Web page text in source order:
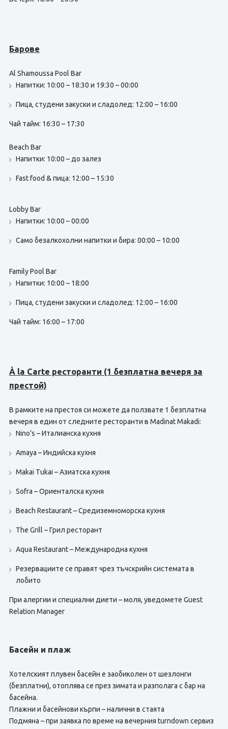
Барове
Al Shamoussa Pool Bar
Напитки: 10:00 – 18:30 и 19:30 – 00:00
Пица, студени закуски и сладолед: 12:00 – 16:00
Чай тайм: 16:30 – 17:30
Beach Bar
Напитки: 10:00 – до залез
Fast food & пица: 12:00 – 15:30
Lobby Bar
Напитки: 10:00 – 00:00
Само безалкохолни напитки и бира: 00:00 – 10:00
Family Pool Bar
Напитки: 10:00 – 18:00
Пица, студени закуски и сладолед: 12:00 – 16:00
Чай тайм: 16:00 – 17:00
À la Carte ресторанти (1 безплатна вечеря за
престой)
В рамките на престоя си можете да ползвате 1 безплатна
вечеря в един от следните ресторанти в Madinat Makadi:
Nino’s – Италианска кухня
Amaya – Индийска кухня
Makai Tukai – Азиатска кухня
Sofra – Ориенталска кухня
Beach Restaurant – Средиземноморска кухня
The Grill – Грил ресторант
Aqua Restaurant – Международна кухня
Резервациите се правят чрез тъчскрийн системата в
лобито
При алергии и специални диети – моля, уведомете Guest
Relation Manager
Басейн и плаж
Хотелският плувен басейн е заобиколен от шезлонги
(безплатни), отоплява се през зимата и разполага с бар на
басейна.
Плажни и басейнови кърпи – налични в стаята
Подмяна – при заявка по време на вечерния turndown сервиз